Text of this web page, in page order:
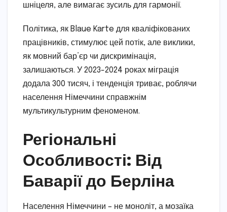
шніцеля, але вимагає зусиль для гармонії.
Політика, як Blaue Karte для кваліфікованих
працівників, стимулює цей потік, але виклики,
як мовний бар’єр чи дискримінація,
залишаються. У 2023-2024 роках міграція
додала 300 тисяч, і тенденція триває, роблячи
населення Німеччини справжнім
мультикультурним феноменом.
Регіональні
Особливості: Від
Баварії до Берліна
Населення Німеччини – не моноліт, а мозаїка